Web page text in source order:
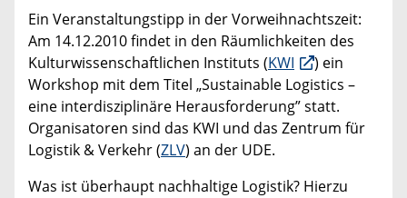
Ein Veranstaltungstipp in der Vorweihnachtszeit:
Am 14.12.2010 findet in den Räumlichkeiten des
Kulturwissenschaftlichen Instituts (KWI
) ein
Workshop mit dem Titel „Sustainable Logistics –
eine interdisziplinäre Herausforderung” statt.
Organisatoren sind das KWI und das Zentrum für
Logistik & Verkehr (ZLV) an der UDE.
Was ist überhaupt nachhaltige Logistik? Hierzu